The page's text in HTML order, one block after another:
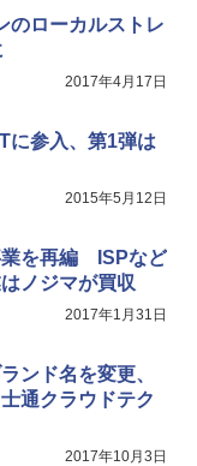
のローカルストレ
2017年4月17日
に参入、第1弾は
2015年5月12日
業を再編 ISPなど
ノジマが買収
2017年1月31日
ンド名を変更、
通クラウドテク
2017年10月3日